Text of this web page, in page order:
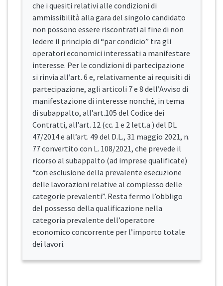
che i quesiti relativi alle condizioni di
ammissibilità alla gara del singolo candidato
non possono essere riscontrati al fine di non
ledere il principio di “par condicio” tra gli
operatori economici interessati a manifestare
interesse. Per le condizioni di partecipazione
si rinvia all’art. 6 e, relativamente ai requisiti di
partecipazione, agli articoli 7 e 8 dell’Avviso di
manifestazione di interesse nonché, in tema
di subappalto, all’art.105 del Codice dei
Contratti, all’art. 12 (cc. 1 e 2 lett.a ) del DL
47/2014 e all’art. 49 del D.L., 31 maggio 2021, n.
77 convertito con L. 108/2021, che prevede il
ricorso al subappalto (ad imprese qualificate)
“con esclusione della prevalente esecuzione
delle lavorazioni relative al complesso delle
categorie prevalenti”. Resta fermo l’obbligo
del possesso della qualificazione nella
categoria prevalente dell’operatore
economico concorrente per l’importo totale
dei lavori.